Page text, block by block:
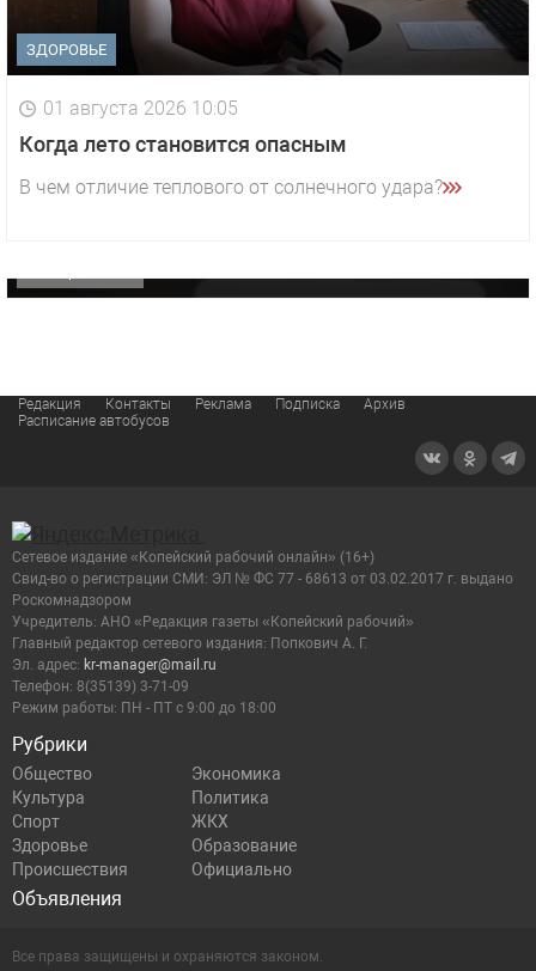
ЗДОРОВЬЕ
01 августа 2026 10:05
Когда лето становится опасным
В чем отличие теплового от солнечного удара?
«Звезда» Метрана стала главным героем нового
Редакция Контакты Реклама Подписка
Архив
Расписание автобусов
Рубрики
Общество
Экономика
Культура
Политика
Спорт
ЖКХ
Здоровье
Образование
Происшествия
Официально
Объявления
Сетевое издание «Копейский рабочий онлайн» (16+)
Cвид-во о регистрации СМИ: ЭЛ № ФС 77 - 68613 от 03.02.2017 г. выдано
Роскомнадзором
Учредитель: АНО «Редакция газеты «Копейский рабочий»
Главный редактор сетевого издания: Попкович А. Г.
Эл. адрес: kr-manager@mail.ru
Телефон: 8(35139) 3-71-09
Режим работы: ПН - ПТ с 9:00 до 18:00
Все права защищены и охраняются законом.